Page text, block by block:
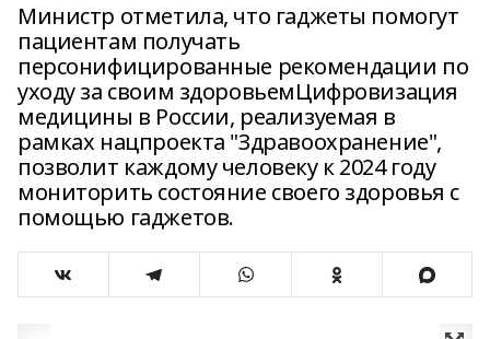
Министр отметила, что гаджеты помогут
пациентам получать
персонифицированные рекомендации по
уходу за своим здоровьемЦифровизация
медицины в России, реализуемая в
рамках нацпроекта "Здравоохранение",
позволит каждому человеку к 2024 году
мониторить состояние своего здоровья с
помощью гаджетов.